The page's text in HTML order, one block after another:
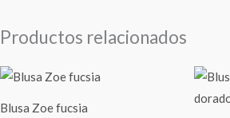
Productos relacionados
Blusa Zoe fucsia